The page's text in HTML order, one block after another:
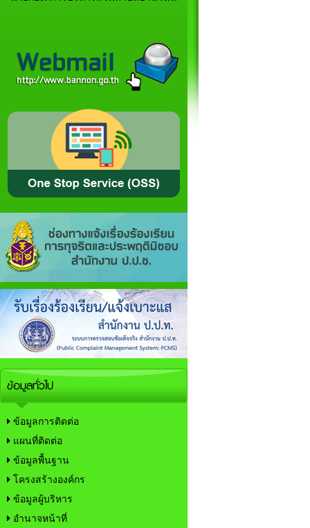
ข้อมูลทั่วไป
ข้อมูลการติดต่อ
แผนที่ติดต่อ
ข้อมูลพื้นฐาน
โครงสร้างองค์กร
ข้อมูลผู้บริหาร
อำนาจหน้าที่